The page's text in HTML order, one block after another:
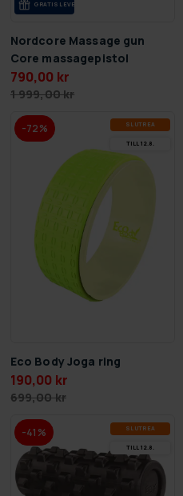
GRA­TIS LE­VE­RANS
Nordcore Massage gun
Core massagepistol
790,00 kr
1 999,00 kr
-72% SLUT­REA
TILL 12.8.
Eco Body Joga ring
190,00 kr
699,00 kr
-41% SLUT­REA
TILL 12.8.